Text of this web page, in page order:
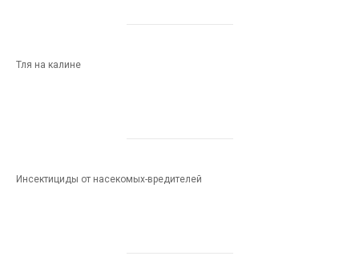
Тля на калине
Инсектициды от насекомых-вредителей